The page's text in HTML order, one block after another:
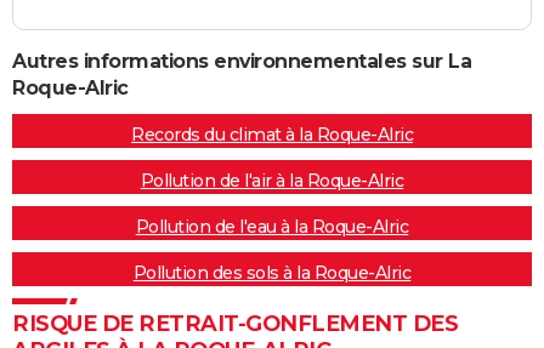
Autres informations environnementales sur La
Roque-Alric
Records du climat à la Roque-Alric
Pollution de l'air à la Roque-Alric
Pollution de l'eau à la Roque-Alric
Pollution des sols à la Roque-Alric
RISQUE DE RETRAIT-GONFLEMENT DES